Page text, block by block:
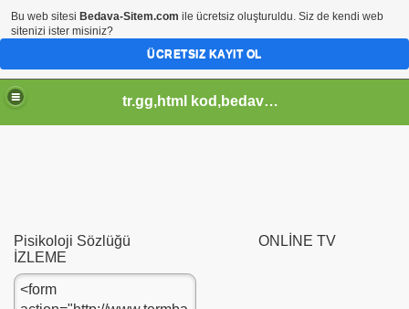
tr.gg,html kod,bedava-sitem,css kod,pagerank sorgula,tr.gg soblonlar,css design,
Pisikoloji Sözlüğü ONLİNE TV
İZLEME
Bu web sitesi Bedava-Sitem.com ile ücretsiz oluşturuldu. Siz de kendi web
sitenizi ister misiniz?
ÜCRETSIZ KAYIT OL